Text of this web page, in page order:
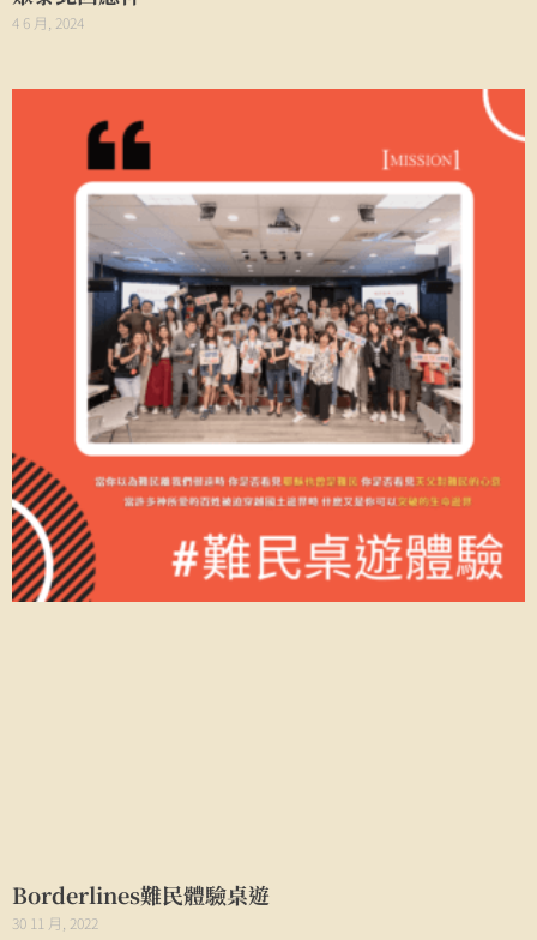
4 6 月, 2024
Borderlines難民體驗桌遊
30 11 月, 2022